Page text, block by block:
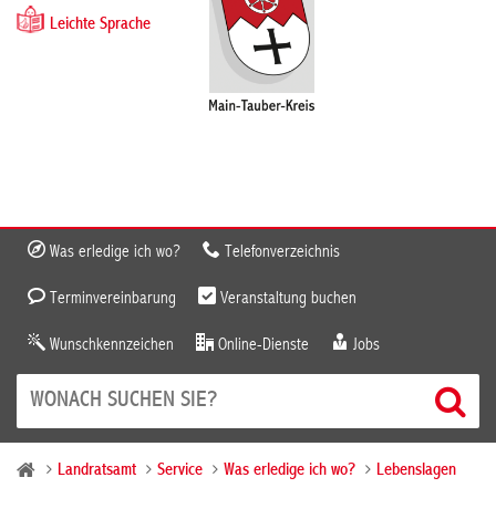
Leichte Sprache
Was erledige ich wo? Telefonverzeichnis
Terminvereinbarung Veranstaltung buchen
Wunschkennzeichen Online-Dienste Jobs
Landratsamt Service Was erledige ich wo? Lebenslagen